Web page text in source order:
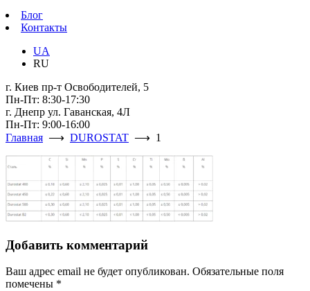
Блог
Контакты
UA
RU
г. Киев пр-т Освободителей, 5
Пн-Пт: 8:30-17:30
г. Днепр ул. Гаванская, 4Л
Пн-Пт: 9:00-16:00
Главная ⟶ DUROSTAT ⟶ 1
Добавить комментарий
Ваш адрес email не будет опубликован. Обязательные поля
помечены *